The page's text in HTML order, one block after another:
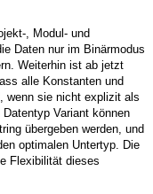
, Modul- und
Daten nur im Binärmodus
Weiterhin ist ab jetzt
alle Konstanten und
wenn sie nicht explizit als
Variant können
übergeben werden, und
optimalen Untertyp. Die
Flexibilität dieses